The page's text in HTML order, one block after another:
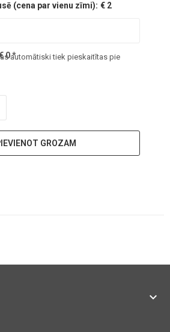
(cena par vienu zīmi): € 2
0*
automātiski tiek pieskaitītas pie
GROZAM
